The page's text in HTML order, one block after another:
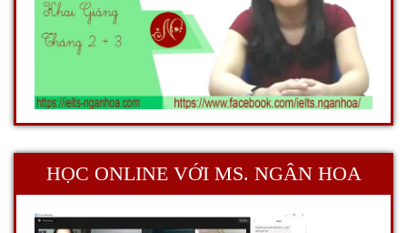
HỌC ONLINE VỚI MS. NGÂN HOA